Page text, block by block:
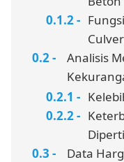
Analisis
Data